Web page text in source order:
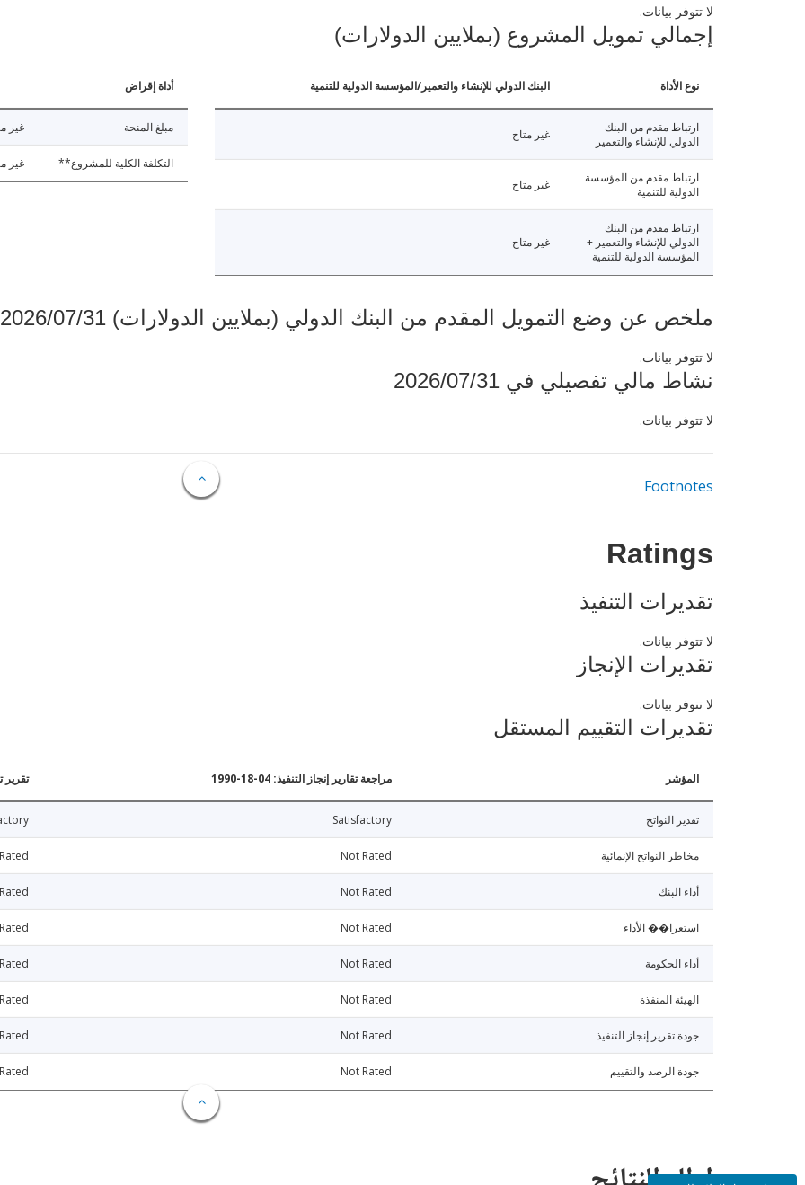
لا تتوفر بيانات.
إجمالي تمويل المشروع (بملايين الدولارات)
نوع الأداة البنك الدولي للإنشاء والتعمير/المؤسسة الدولية للتنمية
ارتباط مقدم من البنك
الدولي للإنشاء والتعمير
غير متاح
ارتباط مقدم من المؤسسة
الدولية للتنمية
غير متاح
ارتباط مقدم من البنك
الدولي للإنشاء والتعمير +
المؤسسة الدولية للتنمية
غير متاح
أداة إقراض
مبلغ المنحة غير
التكلفة الكلية للمشروع** غير
ملخص عن وضع التمويل المقدم من البنك الدولي (بملايين الدولارات) 2026/07/31
لا تتوفر بيانات.
نشاط مالي تفصيلي في 2026/07/31
لا تتوفر بيانات.
Footnotes
Ratings
تقديرات التنفيذ
لا تتوفر بيانات.
تقديرات الإنجاز
لا تتوفر بيانات.
تقديرات التقييم المستقل
المؤشر مراجعة تقارير إنجاز التنفيذ: 04-18-1990 تقرير
تقدير النواتج Satisfactory
مخاطر النواتج الإنمائية Not Rated
أداء البنك Not Rated
استعرا�� الأداء Not Rated
أداء الحكومة Not Rated
الهيئة المنفذة Not Rated
جودة تقرير إنجاز التنفيذ Not Rated
جودة الرصد والتقييم Not Rated